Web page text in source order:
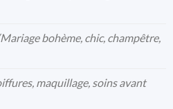
bohème, chic, champêtre,
maquillage, soins avant